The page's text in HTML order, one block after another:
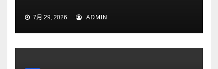
7月 29, 2026 ADMIN